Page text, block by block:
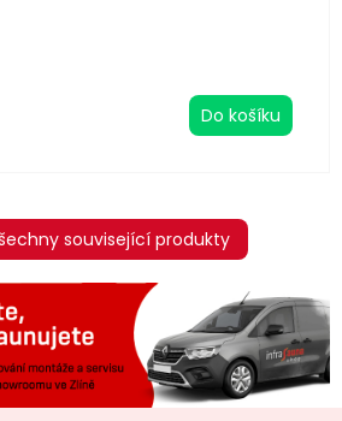
Do košíku
související produkty